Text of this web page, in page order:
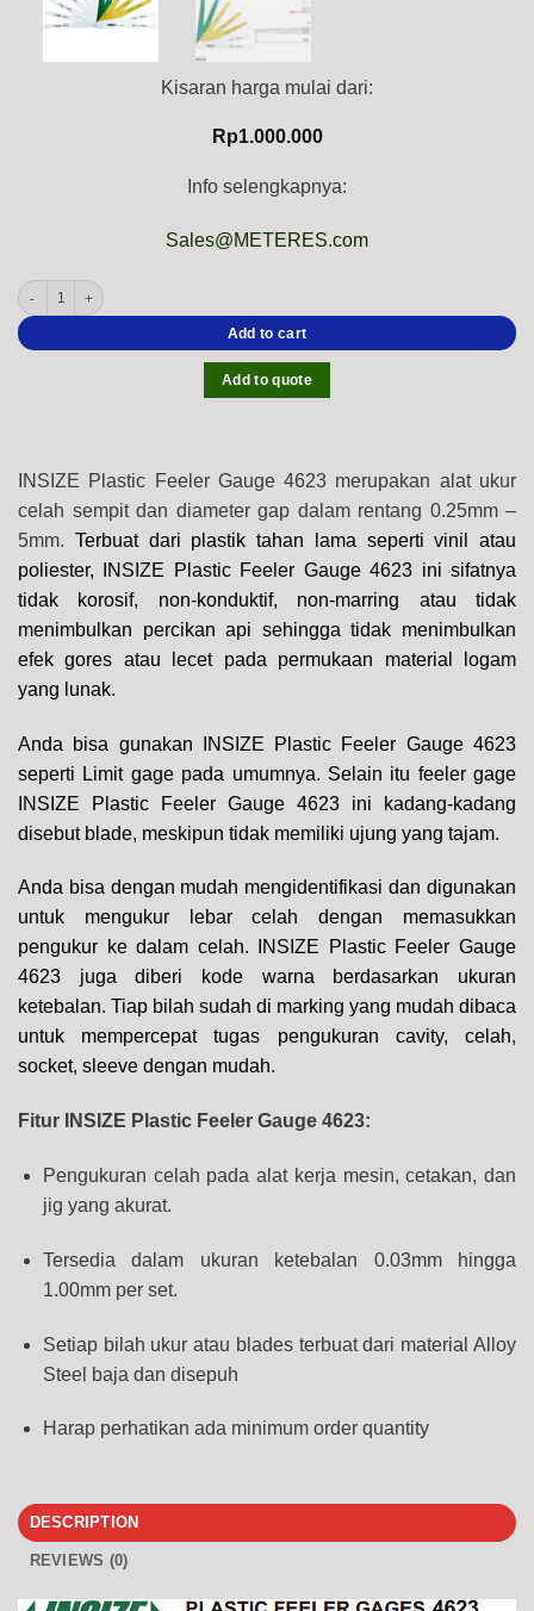
Kisaran harga mulai dari:
Rp1.000.000
Info selengkapnya:
Sales@METERES.com
INSIZE 4623 Plastic Feeler Gauge (Swivel Leaf Type) Range: 0.25mm - 5mm
Add to cart
Add to quote
INSIZE Plastic Feeler Gauge 4623 merupakan alat ukur
celah sempit dan diameter gap dalam rentang 0.25mm –
5mm. Terbuat dari plastik tahan lama seperti vinil atau
poliester, INSIZE Plastic Feeler Gauge 4623 ini sifatnya
tidak korosif, non-konduktif, non-marring atau tidak
menimbulkan percikan api sehingga tidak menimbulkan
efek gores atau lecet pada permukaan material logam
yang lunak.
Anda bisa gunakan INSIZE Plastic Feeler Gauge 4623
seperti Limit gage pada umumnya. Selain itu feeler gage
INSIZE Plastic Feeler Gauge 4623 ini kadang-kadang
disebut blade, meskipun tidak memiliki ujung yang tajam.
Anda bisa dengan mudah mengidentifikasi dan digunakan
untuk mengukur lebar celah dengan memasukkan
pengukur ke dalam celah. INSIZE Plastic Feeler Gauge
4623 juga diberi kode warna berdasarkan ukuran
ketebalan. Tiap bilah sudah di marking yang mudah dibaca
untuk mempercepat tugas pengukuran cavity, celah,
socket, sleeve dengan mudah.
Fitur INSIZE Plastic Feeler Gauge 4623:
Pengukuran celah pada alat kerja mesin, cetakan, dan
jig yang akurat.
Tersedia dalam ukuran ketebalan 0.03mm hingga
1.00mm per set.
Setiap bilah ukur atau blades terbuat dari material Alloy
Steel baja dan disepuh
Harap perhatikan ada minimum order quantity
DESCRIPTION
REVIEWS (0)